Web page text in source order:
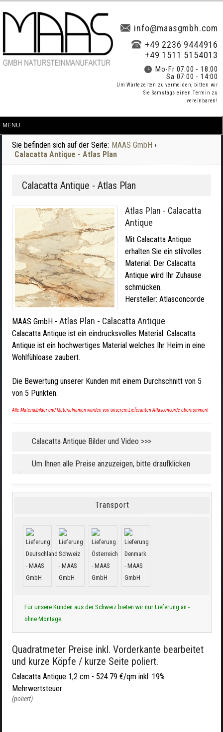
info@maasgmbh.com
+49 2236 9444916
+49 1511 5154013
Mo-Fr 07:00 - 18:00
Sa 07:00 - 14:00
Um Wartezeiten zu vermeiden, bitten wir
Sie Samstags einen Termin zu
vereinbaren!
Sie befinden sich auf der Seite: MAAS GmbH ›
Calacatta Antique - Atlas Plan
Calacatta Antique - Atlas Plan
Atlas Plan - Calacatta
Antique
Mit Calacatta Antique
erhalten Sie ein stilvolles
Material. Der Calacatta
Antique wird Ihr Zuhause
schmücken.
Hersteller: Atlasconcorde
MAAS GmbH - Atlas Plan - Calacatta Antique
Calacatta Antique ist ein eindrucksvolles Material. Calacatta
Antique ist ein hochwertiges Material welches Ihr Heim in eine
Wohlfühloase zaubert.
Die Bewertung unserer Kunden mit einem Durchschnitt von 5
von 5 Punkten.
Alle Materialbilder und Materialnamen wurden von unserem Lieferanten Atlasconcorde übernommen!
Calacatta Antique Bilder und Video >>>
Um Ihnen alle Preise anzuzeigen, bitte draufklicken
Transport
Für unsere Kunden aus der Schweiz bieten wir nur Lieferung an -
ohne Montage.
Quadratmeter Preise inkl. Vorderkante bearbeitet
und kurze Köpfe / kurze Seite poliert.
Calacatta Antique 1,2 cm - 524.79 €/qm inkl. 19%
Mehrwertsteuer
(poliert)